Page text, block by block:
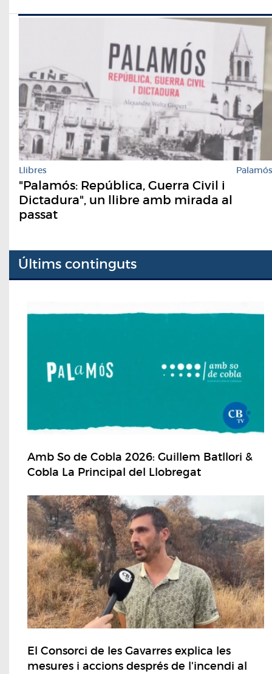
Llibres Palamós
"Palamós: República, Guerra Civil i
Dictadura", un llibre amb mirada al
passat
Últims continguts
Amb So de Cobla 2026: Guillem Batllori &
Cobla La Principal del Llobregat
El Consorci de les Gavarres explica les
mesures i accions després de l'incendi al